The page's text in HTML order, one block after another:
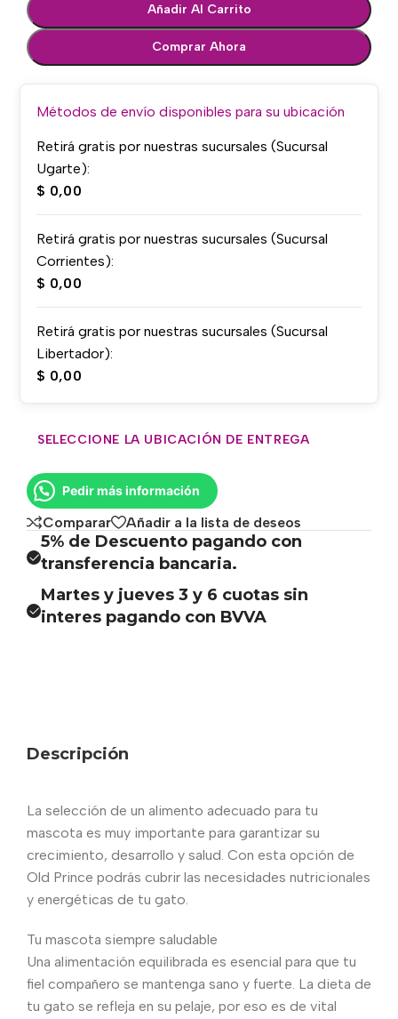
Añadir Al Carrito
Comprar Ahora
Métodos de envío disponibles para su ubicación
Retirá gratis por nuestras sucursales (Sucursal
Ugarte):
$ 0,00
Retirá gratis por nuestras sucursales (Sucursal
Corrientes):
$ 0,00
Retirá gratis por nuestras sucursales (Sucursal
Libertador):
$ 0,00
SELECCIONE LA UBICACIÓN DE ENTREGA
Pedir más información
Comparar Añadir a la lista de deseos
5% de Descuento pagando con
transferencia bancaria.
Martes y jueves 3 y 6 cuotas sin
interes pagando con BVVA
Descripción
La selección de un alimento adecuado para tu
mascota es muy importante para garantizar su
crecimiento, desarrollo y salud. Con esta opción de
Old Prince podrás cubrir las necesidades nutricionales
y energéticas de tu gato.
Tu mascota siempre saludable
Una alimentación equilibrada es esencial para que tu
fiel compañero se mantenga sano y fuerte. La dieta de
tu gato se refleja en su pelaje, por eso es de vital